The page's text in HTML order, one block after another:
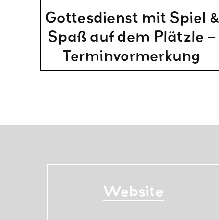
Gottesdienst mit Spiel &
Spaß auf dem Plätzle –
Terminvormerkung
Website